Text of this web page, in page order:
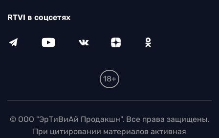
RTVI в соцсетях
18+
© ООО "ЭрТиВиАй Продакшн". Все права защищены.
При цитировании материалов активная